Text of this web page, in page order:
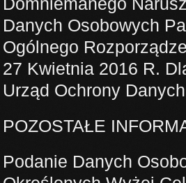
Danych Osobowych
Ogólnego
27 Kwietnia 2016 R.
Urząd Ochrony
POZOSTAŁE
Podanie Danych